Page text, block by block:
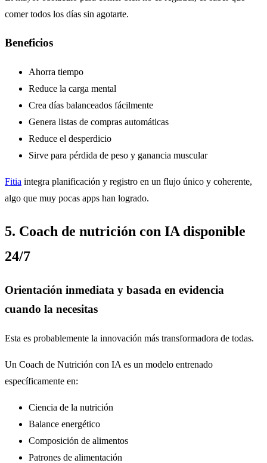
comer todos los días sin agotarte.
Beneficios
Ahorra tiempo
Reduce la carga mental
Crea días balanceados fácilmente
Genera listas de compras automáticas
Reduce el desperdicio
Sirve para pérdida de peso y ganancia muscular
Fitia integra planificación y registro en un flujo único y coherente,
algo que muy pocas apps han logrado.
5. Coach de nutrición con IA disponible
24/7
Orientación inmediata y basada en evidencia
cuando la necesitas
Esta es probablemente la innovación más transformadora de todas.
Un Coach de Nutrición con IA es un modelo entrenado
específicamente en:
Ciencia de la nutrición
Balance energético
Composición de alimentos
Patrones de alimentación